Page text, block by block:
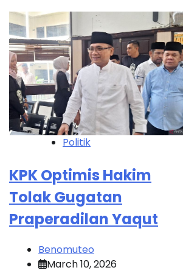
Politik
KPK Optimis Hakim
Tolak Gugatan
Praperadilan Yaqut
Benomuteo
March 10, 2026